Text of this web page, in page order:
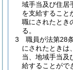
域手当及び住居
を支給すること
職にされたとき
る。
3
職員が法第28
にされたときは
当、地域手当及
給することがで